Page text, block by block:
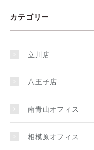
カテゴリー
立川店
八王子店
南青山オフィス
相模原オフィス